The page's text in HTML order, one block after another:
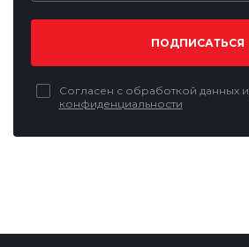
ПОДПИСАТЬСЯ
Согласен с обработкой данных и
конфиденциальности